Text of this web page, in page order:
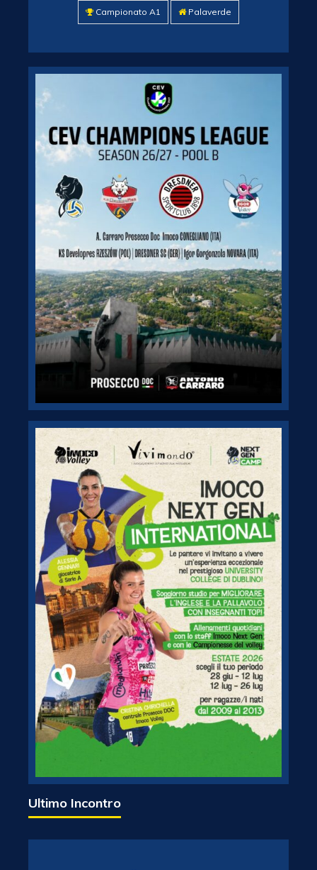
Campionato A1 Palaverde
Ultimo Incontro